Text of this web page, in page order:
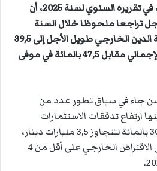
أكد البنك المركزي التونسي، في تقريره السنوي لسنة 2025، أن
تراجعا ملحوظا خلال السنة
الماضية، إذ انخفضت نسبة الدين الخارجي طويل الأجل إلى 39,5
بالمائة من الناتج المحلي الإجمالي مقابل 47,5 بالمائة في موفى
جاء في سياق تطور عدد من
ارتفاع تدفقات الاستثمارات
الأجنبية المباشرة بحوالي 30 بالمائة لتتجاوز 3,5 مليارات دينار،
إلى جانب اقتصار اللجوء إلى الاقتراض الخارجي على أقل من 4